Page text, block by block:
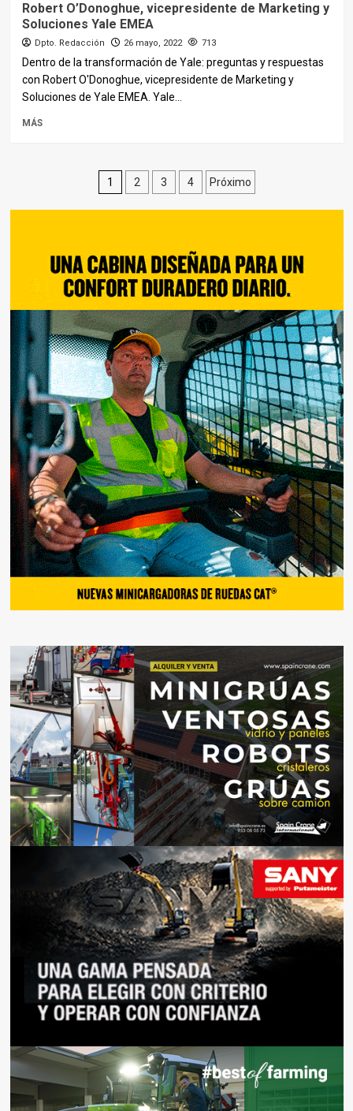
Robert O’Donoghue, vicepresidente de Marketing y
Soluciones Yale EMEA
Dpto. Redacción 26 mayo, 2022 713
Dentro de la transformación de Yale: preguntas y respuestas
con Robert O'Donoghue, vicepresidente de Marketing y
Soluciones de Yale EMEA. Yale...
MÁS
Paginación
de
entradas
1 2 3 4 Próximo